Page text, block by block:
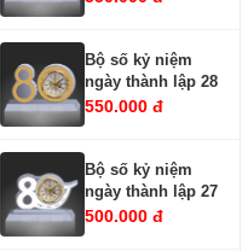
Bộ số kỷ niệm
ngày thành lập 28
550.000 đ
Bộ số kỷ niệm
ngày thành lập 27
500.000 đ